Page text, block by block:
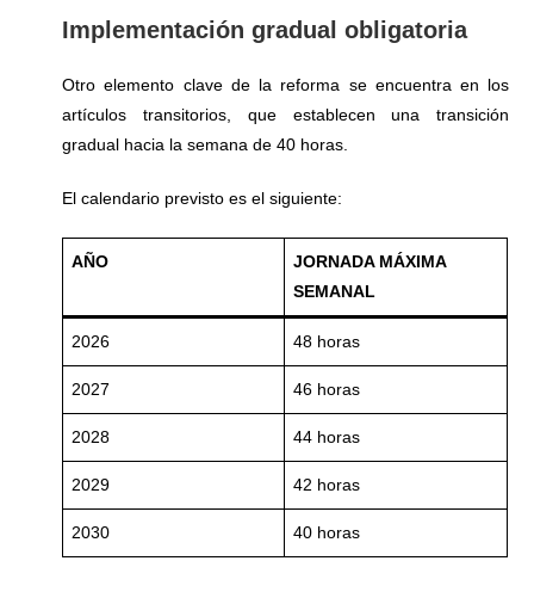
Implementación gradual obligatoria
Otro elemento clave de la reforma se encuentra en los
artículos transitorios, que establecen una transición
gradual hacia la semana de 40 horas.
El calendario previsto es el siguiente:
AÑO
JORNADA MÁXIMA
SEMANAL
2026 48 horas
2027 46 horas
2028 44 horas
2029 42 horas
2030 40 horas